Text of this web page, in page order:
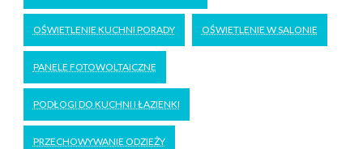
OŚWIETLENIE KUCHNI PORADY OŚWIETLENIE W SALONIE
PANELE FOTOWOLTAICZNE
PODŁOGI DO KUCHNI I ŁAZIENKI
PRZECHOWYWANIE ODZIEŻY